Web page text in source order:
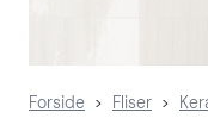
Forside > Fliser >